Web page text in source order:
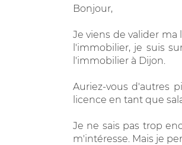
Bonjour,
Je viens de valider ma
l'immobilier, je suis
l'immobilier à Dijon.
Auriez-vous d'autres
licence en tant que
Je ne sais pas trop
m'intéresse. Mais je